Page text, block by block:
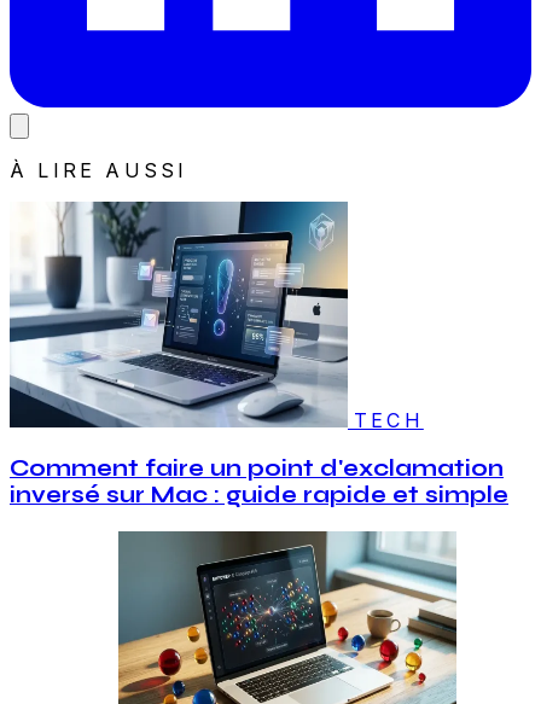
À LIRE AUSSI
TECH
Comment faire un point d'exclamation
inversé sur Mac : guide rapide et simple